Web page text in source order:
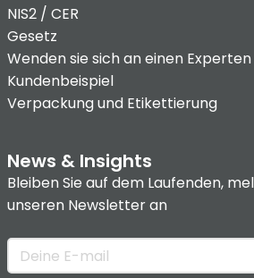
NIS2 / CER
Gesetz
Wenden sie sich an einen Experten
Kundenbeispiel
Verpackung und Etikettierung
News & Insights
Bleiben Sie auf dem Laufenden,
unseren Newsletter an